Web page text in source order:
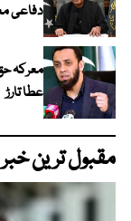
دفاعی
معرکہ
عطا تارڑ
مقبول ترین